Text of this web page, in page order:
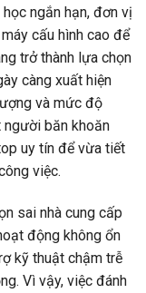
ngắn hạn, đơn vị
cấu hình cao để
trở thành lựa chọn
càng xuất hiện
và mức độ
người băn khoăn
uy tín để vừa tiết
việc.
sai nhà cung cấp
động không ổn
kỹ thuật chậm trễ
Vì vậy, việc đánh